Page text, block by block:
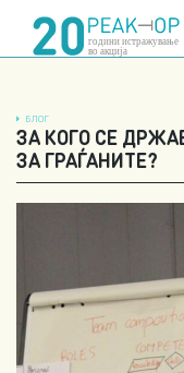
content
БЛОГ
ЗА КОГО СЕ
ЗА ГРАЃАНИТЕ?